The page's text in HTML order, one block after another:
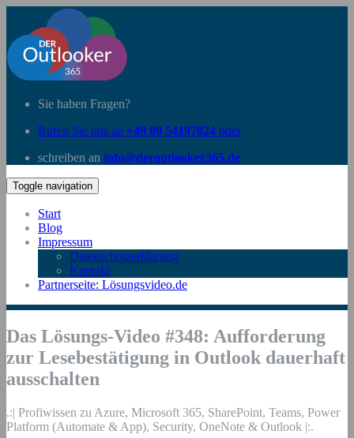
Sie haben Fragen?
Rufen Sie uns an +49 89 54197824 oder
schreiben an info@deroutlooker365.de
Toggle navigation
Start
Blog
Impressum
Datenschutzerklärung
Kontakt
Partnerseite: Lösungsvideo.de
Das Lösungs-Video #348: Aufforderung
zur Lesebestätigung in Outlook dauerhaft
ausschalten
.:| Profiwissen zu Azure, Microsoft 365, SharePoint, Teams, Power
Platform (Automate & App), Security, OneNote & Outlook |:.